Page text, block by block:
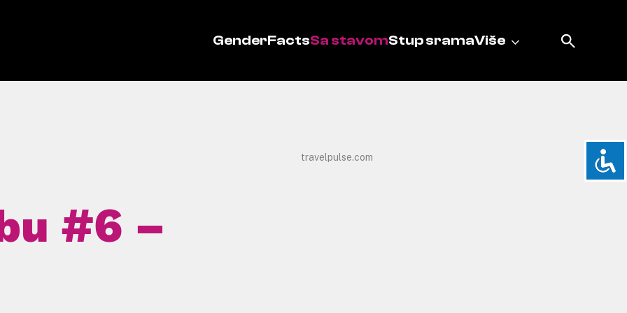
GenderFactsSa stavomStup sramaViše
#6 –
travelpulse.com